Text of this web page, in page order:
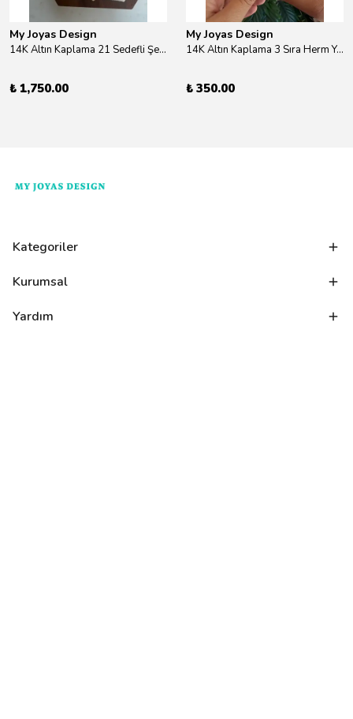
My Joyas Design
14K Altın Kaplama 21 Sedefli Şekiller Kolye 46cm
₺ 1,750.00
My Joyas Design
14K Altın Kaplama 3 Sıra Herm Yüzük Gold
₺ 350.00
Kategoriler
Kurumsal
Yardım